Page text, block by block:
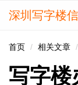
深圳写字楼
首页 相关文章
写字楼